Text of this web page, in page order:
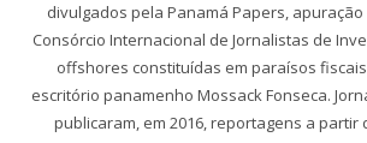
divulgados pela Panamá Papers,
Consórcio Internacional de Jornalistas de
offshores constituídas em paraísos
escritório panamenho Mossack Fonseca.
publicaram, em 2016, reportagens a partir